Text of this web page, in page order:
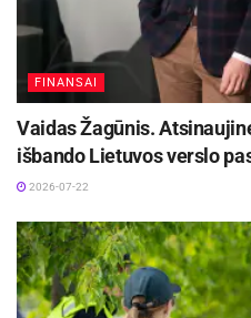
FINANSAI
Vaidas Žagūnis.
išbando Lietuvos verslo
2026-07-22